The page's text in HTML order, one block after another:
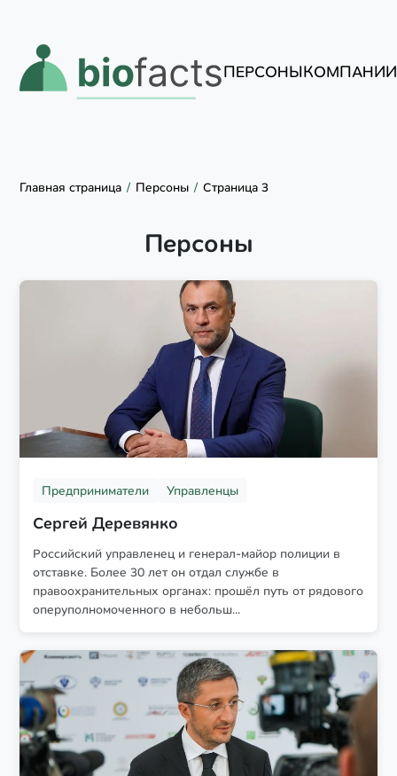
ПЕРСОНЫКОМПАНИИ
Главная страница Персоны Страница 3
Персоны
Предприниматели Управленцы
Сергей Деревянко
Российский управленец и генерал-майор полиции в
отставке. Более 30 лет он отдал службе в
правоохранительных органах: прошёл путь от рядового
оперуполномоченного в небольш...